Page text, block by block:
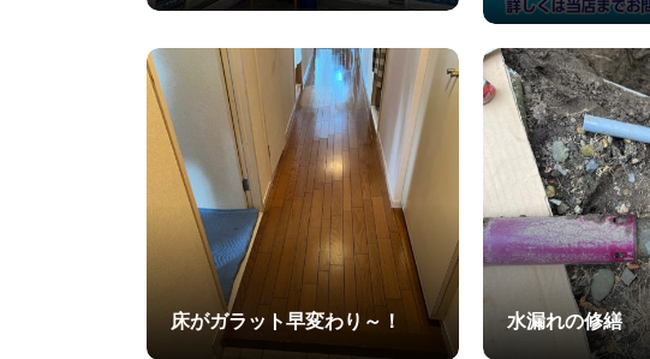
床がガラット早変わり～！ 水漏れの修繕